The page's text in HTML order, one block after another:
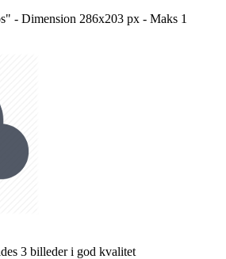
- Dimension 286x203 px - Maks 1
3 billeder i god kvalitet